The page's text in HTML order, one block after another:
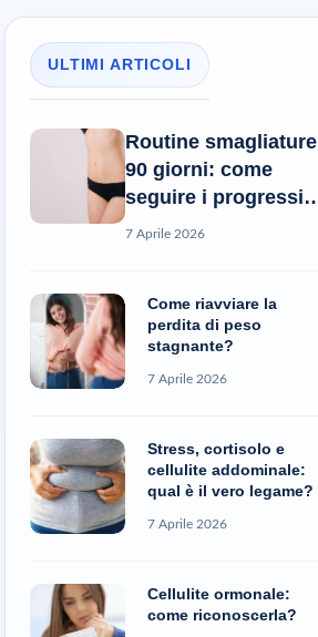
ULTIMI ARTICOLI
Routine smagliature
90 giorni: come
seguire i progressi
reali?
7 Aprile 2026
Come riavviare la
perdita di peso
stagnante?
7 Aprile 2026
Stress, cortisolo e
cellulite addominale:
qual è il vero legame?
7 Aprile 2026
Cellulite ormonale:
come riconoscerla?